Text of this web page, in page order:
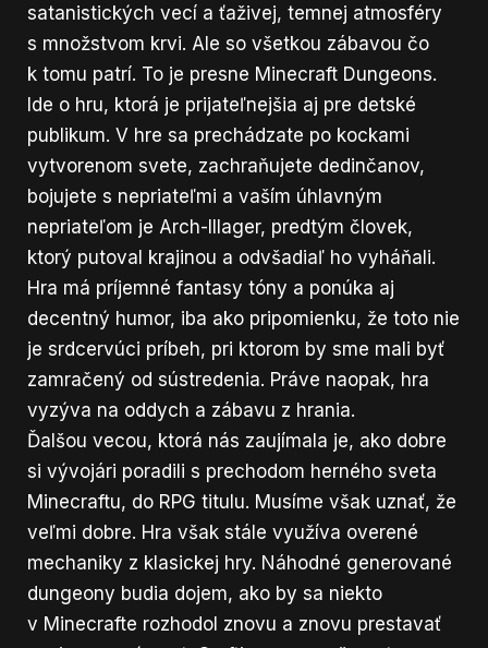
satanistických vecí a ťaživej, temnej atmosféry
s množstvom krvi. Ale so všetkou zábavou čo
k tomu patrí. To je presne Minecraft Dungeons.
Ide o hru, ktorá je prijateľnejšia aj pre detské
publikum. V hre sa prechádzate po kockami
vytvorenom svete, zachraňujete dedinčanov,
bojujete s nepriateľmi a vaším úhlavným
nepriateľom je Arch-Illager, predtým človek,
ktorý putoval krajinou a odvšadiaľ ho vyháňali.
Hra má príjemné fantasy tóny a ponúka aj
decentný humor, iba ako pripomienku, že toto nie
je srdcervúci príbeh, pri ktorom by sme mali byť
zamračený od sústredenia. Práve naopak, hra
vyzýva na oddych a zábavu z hrania.
Ďalšou vecou, ktorá nás zaujímala je, ako dobre
si vývojári poradili s prechodom herného sveta
Minecraftu, do RPG titulu. Musíme však uznať, že
veľmi dobre. Hra však stále využíva overené
mechaniky z klasickej hry. Náhodné generované
dungeony budia dojem, ako by sa niekto
v Minecrafte rozhodol znovu a znovu prestavať